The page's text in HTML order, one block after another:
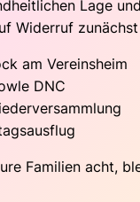
Lage
Widerruf
am Vereinsheim
DNC
Familien acht,